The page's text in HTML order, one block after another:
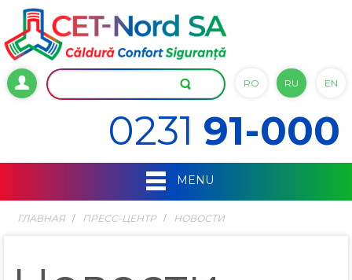
RO RU EN
0231 91-000
MENU
ГЛАВНАЯ ПРЕСС-ЦЕНТР НОВОСТИ